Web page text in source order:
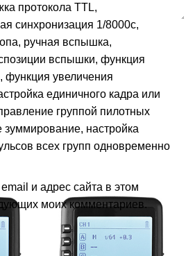
протокола TTL,
синхронизация 1/8000с,
ручная вспышка,
вспышки, функция
функция увеличения
единичного кадра или
группой пилотных
зуммирование, настройка
всех групп одновременно
и адрес сайта в этом
моих комментариев.